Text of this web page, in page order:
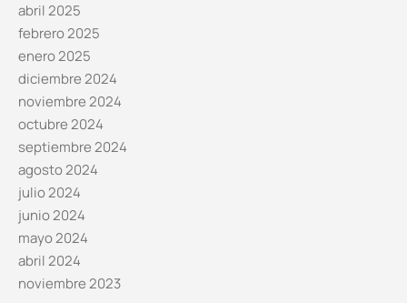
abril 2025
febrero 2025
enero 2025
diciembre 2024
noviembre 2024
octubre 2024
septiembre 2024
agosto 2024
julio 2024
junio 2024
mayo 2024
abril 2024
noviembre 2023